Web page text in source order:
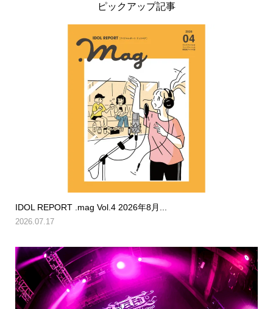
ピックアップ記事
IDOL REPORT .mag Vol.4 2026年8月...
2026.07.17